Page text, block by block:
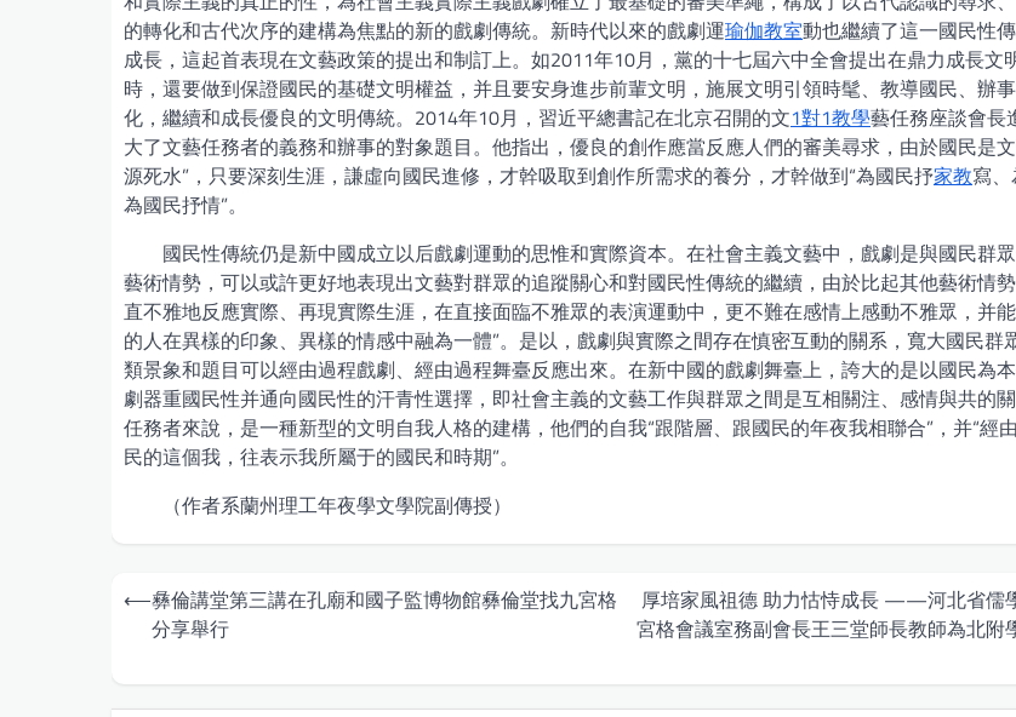
的轉化和古代次序的建構為焦點的新的戲劇傳統。新時代以來的戲劇運瑜伽教室動也繼續了這一國民性
成長，這起首表現在文藝政策的提出和制訂上。如2011年10月，黨的十七屆六中全會提出在鼎力成長文
時，還要做到保證國民的基礎文明權益，并且要安身進步前輩文明，施展文明引領時髦、教導國民、辦
化，繼續和成長優良的文明傳統。2014年10月，習近平總書記在北京召開的文1對1教學藝任務座談會長
大了文藝任務者的義務和辦事的對象題目。他指出，優良的創作應當反應人們的審美尋求，由於國民是
源死水”，只要深刻生涯，謙虛向國民進修，才幹吸取到創作所需求的養分，才幹做到“為國民抒家教寫、
為國民抒情”。
國民性傳統仍是新中國成立以后戲劇運動的思惟和實際資本。在社會主義文藝中，戲劇是與國民群
藝術情勢，可以或許更好地表現出文藝對群眾的追蹤關心和對國民性傳統的繼續，由於比起其他藝術情
直不雅地反應實際、再現實際生涯，在直接面臨不雅眾的表演運動中，更不難在感情上感動不雅眾，并
的人在異樣的印象、異樣的情感中融為一體”。是以，戲劇與實際之間存在慎密互動的關系，寬大國民群
類景象和題目可以經由過程戲劇、經由過程舞臺反應出來。在新中國的戲劇舞臺上，誇大的是以國民為
劇器重國民性并通向國民性的汗青性選擇，即社會主義的文藝工作與群眾之間是互相關注、感情與共的
任務者來說，是一種新型的文明自我人格的建構，他們的自我“跟階層、跟國民的年夜我相聯合”，并“經
民的這個我，往表示我所屬于的國民和時期”。
（作者系蘭州理工年夜學文學院副傳授）
Post
navigation
⟵彝倫講堂第三講在孔廟和國子監博物館彝倫堂找九宮格
分享舉行
厚培家風祖德 助力怙恃成長 ——河北省儒
宮格會議室務副會長王三堂師長教師為北附